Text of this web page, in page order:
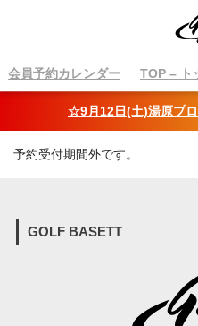
会員予約カレンダー TOP – ト
☆9月12日(土)湯原プ
予約受付期間外です。
GOLF BASETT